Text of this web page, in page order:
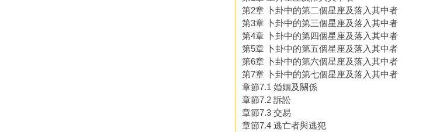
第2章 卜卦中的第二個星座及落入其中者
第3章 卜卦中的第三個星座及落入其中者
第4章 卜卦中的第四個星座及落入其中者
第5章 卜卦中的第五個星座及落入其中者
第6章 卜卦中的第六個星座及落入其中者
第7章 卜卦中的第七個星座及落入其中者
章節7.1 婚姻及關係
章節7.2 訴訟
章節7.3 交易
章節7.4 逃亡者與逃犯